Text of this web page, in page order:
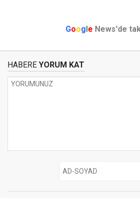
Goog e News'de
HABERE YORUM KAT